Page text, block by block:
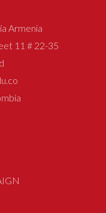
Armenia
11 # 22-35